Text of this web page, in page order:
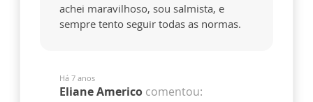
achei maravilhoso, sou salmista, e
sempre tento seguir todas as normas.
Há 7 anos
Eliane Americo comentou: